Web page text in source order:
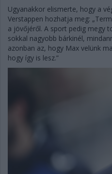
Ugyanakkor elismerte, hogy a
Verstappen hozhatja meg:
a jövőjéről. A sport pedig megy
sokkal nagyobb bárkinél,
azonban az, hogy Max velünk
hogy így is lesz.”